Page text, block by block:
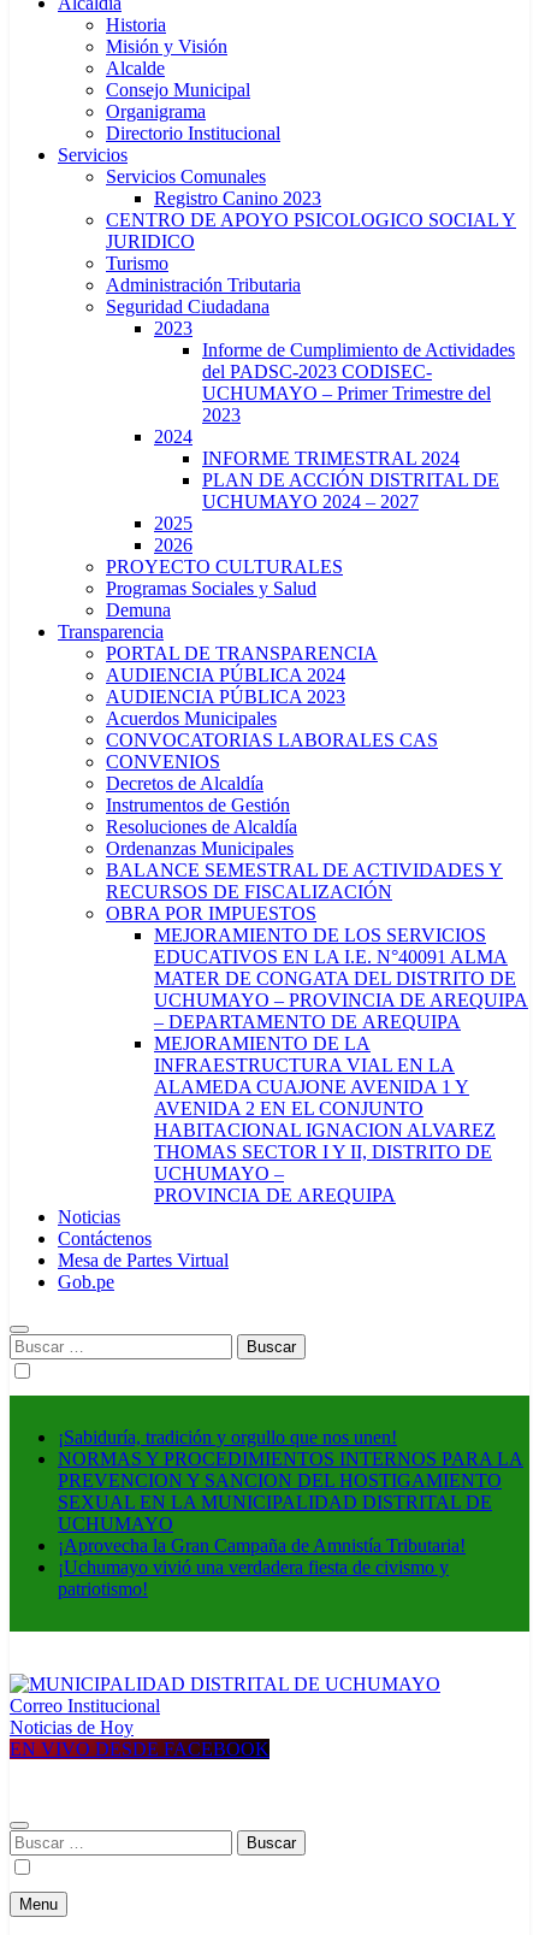
Historia
Misión y Visión
Alcalde
Consejo Municipal
Organigrama
Directorio Institucional
Servicios
Servicios Comunales
Registro Canino 2023
CENTRO DE APOYO PSICOLOGICO SOCIAL Y
JURIDICO
Turismo
Administración Tributaria
Seguridad Ciudadana
2023
Informe de Cumplimiento de Actividades
del PADSC-2023 CODISEC-
UCHUMAYO – Primer Trimestre del
2023
2024
INFORME TRIMESTRAL 2024
PLAN DE ACCIÓN DISTRITAL DE
UCHUMAYO 2024 – 2027
2025
2026
PROYECTO CULTURALES
Programas Sociales y Salud
Demuna
Transparencia
PORTAL DE TRANSPARENCIA
AUDIENCIA PÚBLICA 2024
AUDIENCIA PÚBLICA 2023
Acuerdos Municipales
CONVOCATORIAS LABORALES CAS
CONVENIOS
Decretos de Alcaldía
Instrumentos de Gestión
Resoluciones de Alcaldía
Ordenanzas Municipales
BALANCE SEMESTRAL DE ACTIVIDADES Y
RECURSOS DE FISCALIZACIÓN
OBRA POR IMPUESTOS
MEJORAMIENTO DE LOS SERVICIOS
EDUCATIVOS EN LA I.E. N°40091 ALMA
MATER DE CONGATA DEL DISTRITO DE
UCHUMAYO – PROVINCIA DE AREQUIPA
– DEPARTAMENTO DE AREQUIPA
MEJORAMIENTO DE LA
INFRAESTRUCTURA VIAL EN LA
ALAMEDA CUAJONE AVENIDA 1 Y
AVENIDA 2 EN EL CONJUNTO
HABITACIONAL IGNACION ALVAREZ
THOMAS SECTOR I Y II, DISTRITO DE
UCHUMAYO –
PROVINCIA DE AREQUIPA
Noticias
Contáctenos
Mesa de Partes Virtual
Gob.pe
Buscar:
¡Sabiduría, tradición y orgullo que nos unen!
NORMAS Y PROCEDIMIENTOS INTERNOS PARA LA
PREVENCION Y SANCION DEL HOSTIGAMIENTO
SEXUAL EN LA MUNICIPALIDAD DISTRITAL DE
UCHUMAYO
¡Aprovecha la Gran Campaña de Amnistía Tributaria!
¡Uchumayo vivió una verdadera fiesta de civismo y
patriotismo!
MUNICIPALIDAD DISTRITAL DE UCHUMAYO
Construyendo una nueva Historia
Correo Institucional
Noticias de Hoy
EN VIVO DESDE FACEBOOK
Buscar:
Menu